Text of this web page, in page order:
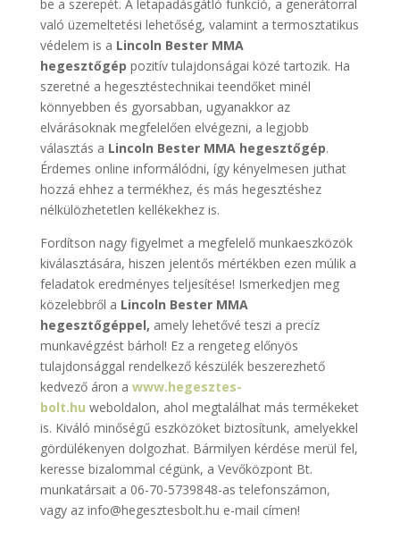
be a szerepét. A letapadásgátló funkció, a generátorral
való üzemeltetési lehetőség, valamint a termosztatikus
védelem is a Lincoln Bester MMA
hegesztőgép pozitív tulajdonságai közé tartozik. Ha
szeretné a hegesztéstechnikai teendőket minél
könnyebben és gyorsabban, ugyanakkor az
elvárásoknak megfelelően elvégezni, a legjobb
választás a Lincoln Bester MMA hegesztőgép.
Érdemes online informálódni, így kényelmesen juthat
hozzá ehhez a termékhez, és más hegesztéshez
nélkülözhetetlen kellékekhez is.
Fordítson nagy figyelmet a megfelelő munkaeszközök
kiválasztására, hiszen jelentős mértékben ezen múlik a
feladatok eredményes teljesítése! Ismerkedjen meg
közelebbről a Lincoln Bester MMA
hegesztőgéppel, amely lehetővé teszi a precíz
munkavégzést bárhol! Ez a rengeteg előnyös
tulajdonsággal rendelkező készülék beszerezhető
kedvező áron a www.hegesztes-
bolt.hu weboldalon, ahol megtalálhat más termékeket
is. Kiváló minőségű eszközöket biztosítunk, amelyekkel
gördülékenyen dolgozhat. Bármilyen kérdése merül fel,
keresse bizalommal cégünk, a Vevőközpont Bt.
munkatársait a 06-70-5739848-as telefonszámon,
vagy az info@hegesztesbolt.hu e-mail címen!